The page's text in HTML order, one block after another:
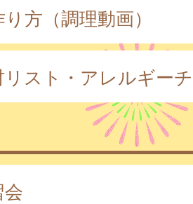
方（調理動画）
リスト・アレルギー